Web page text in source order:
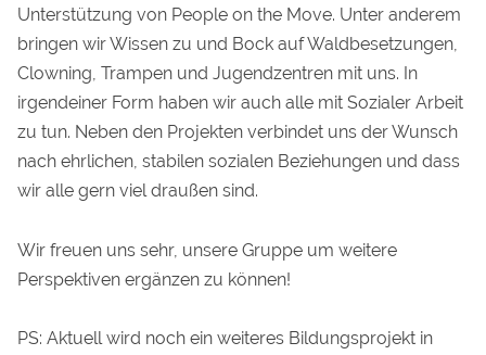
Unterstützung von People on the Move. Unter anderem
bringen wir Wissen zu und Bock auf Waldbesetzungen,
Clowning, Trampen und Jugendzentren mit uns. In
irgendeiner Form haben wir auch alle mit Sozialer Arbeit
zu tun. Neben den Projekten verbindet uns der Wunsch
nach ehrlichen, stabilen sozialen Beziehungen und dass
wir alle gern viel draußen sind.
Wir freuen uns sehr, unsere Gruppe um weitere
Perspektiven ergänzen zu können!
PS: Aktuell wird noch ein weiteres Bildungsprojekt in